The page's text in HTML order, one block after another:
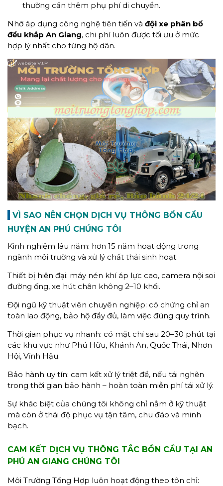
thường cần thêm phụ phí di chuyển.
Nhờ áp dụng công nghệ tiên tiến và đội xe phân bổ
đều khắp An Giang, chi phí luôn được tối ưu ở mức
hợp lý nhất cho từng hộ dân.
VÌ SAO NÊN CHỌN DỊCH VỤ THÔNG BỒN CẦU
HUYỆN AN PHÚ CHÚNG TÔI
Kinh nghiệm lâu năm: hơn 15 năm hoạt động trong
ngành môi trường và xử lý chất thải sinh hoạt.
Thiết bị hiện đại: máy nén khí áp lực cao, camera nội soi
đường ống, xe hút chân không 2–10 khối.
Đội ngũ kỹ thuật viên chuyên nghiệp: có chứng chỉ an
toàn lao động, bảo hộ đầy đủ, làm việc đúng quy trình.
Thời gian phục vụ nhanh: có mặt chỉ sau 20–30 phút tại
các khu vực như Phú Hữu, Khánh An, Quốc Thái, Nhơn
Hội, Vĩnh Hậu.
Bảo hành uy tín: cam kết xử lý triệt để, nếu tái nghẽn
trong thời gian bảo hành – hoàn toàn miễn phí tái xử lý.
Sự khác biệt của chúng tôi không chỉ nằm ở kỹ thuật
mà còn ở thái độ phục vụ tận tâm, chu đáo và minh
bạch.
CAM KẾT DỊCH VỤ THÔNG TẮC BỒN CẦU TẠI AN
PHÚ AN GIANG CHÚNG TÔI
Môi Trường Tổng Hợp luôn hoạt động theo tôn chỉ: